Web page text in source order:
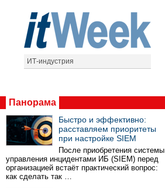
ИТ-индустрия
Панорама
Быстро и эффективно:
расставляем приоритеты
при настройке SIEM
После приобретения системы
управления инцидентами ИБ (SIEM) перед
организацией встаёт практический вопрос:
как сделать так …